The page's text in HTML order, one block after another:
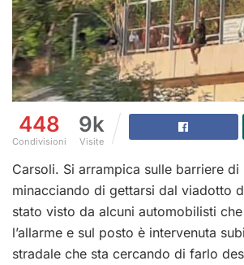
448
Condivisioni
9k
Visite
Carsoli. Si arrampica sulle barriere
minacciando di gettarsi dal viadotto
stato visto da alcuni automobilisti
l’allarme e sul posto è intervenuta
stradale che sta cercando di farlo